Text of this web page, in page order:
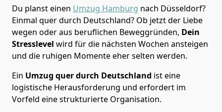
Du planst einen Umzug Hamburg nach Düsseldorf?
Einmal quer durch Deutschland? Ob jetzt der Liebe
wegen oder aus beruflichen Beweggründen, Dein
Stresslevel wird für die nächsten Wochen ansteigen
und die ruhigen Momente eher selten werden.
Ein Umzug quer durch Deutschland ist eine
logistische Herausforderung und erfordert im
Vorfeld eine strukturierte Organisation.